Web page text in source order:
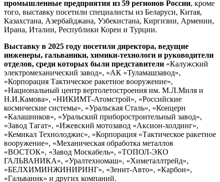
промышленные предприятия из 59 регионов России, кроме
того, выставку посетили специалисты из Беларуси, Китая,
Казахстана, Азербайджана, Узбекистана, Киргизии, Армении,
Ирана, Италии, Республики Кореи и Турции.
Выставку в 2025 году посетили директора, ведущие
инженеры, гальваники, химики-технологи и руководители
отделов, среди которых были представители «Калужский
электромеханический завод», «АК «Туламашзавод»,
«Корпорация Тактическое ракетное вооружение»,
«Национальный центр вертолетостроения им. М.Л.Миля и
Н.И.Камова», «НИКИМТ-Атомстрой», «Российские
космические системы», «Уральская Сталь», «Концерн
«Калашников», «Уральский приборостроительный завод»,
«Завод Тагат», «Ижевский мотозавод «Аксион-холдинг»,
«Кемикал Технолоджис», «Корпорация «Тактическое ракетное
вооружение», «Механическая обработка металлов
«ВОСТОК», «Завод Москабель», «ТОПОЛ-ЭКО
ГАЛЬВАНИКА», «Уралтехномаш», «Химеталлтрейд»,
«БЕЛХИМИНЖИНИРИНГ», «Зенит-Авто», «Карбон»,
«Гальваник» и других компаний.